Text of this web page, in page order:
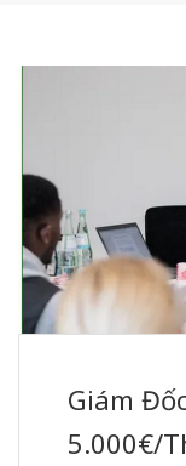
Giám
5.000€/